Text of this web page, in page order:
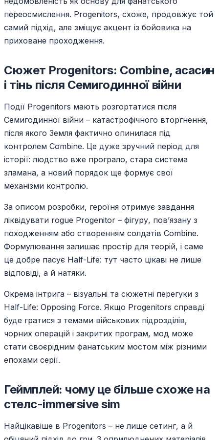
переосмислення. Progenitors, схоже, продовжує той
самий підхід, але зміщує акцент із бойовика на
приховане проходження.
Сюжет Progenitors: Combine, асасин
і тінь після Семигодинної війни
Події Progenitors мають розгортатися після
Семигодинної війни – катастрофічного вторгнення,
після якого Земля фактично опинилася під
контролем Combine. Це дуже зручний період для
історії: людство вже програло, стара система
зламана, а новий порядок ще формує свої
механізми контролю.
За описом розробки, героїня отримує завдання
ліквідувати rogue Progenitor – фігуру, пов’язану з
походженням або створенням солдатів Combine.
Формулювання залишає простір для теорій, і саме
це добре пасує Half-Life: тут часто цікаві не лише
відповіді, а й натяки.
Окрема інтрига – візуальні та сюжетні перегуки з
Half-Life: Opposing Force. Якщо Progenitors справді
буде гратися з темами військових підрозділів,
чорних операцій і закритих програм, мод може
стати своєрідним фанатським мостом між різними
епохами серії.
Геймплей: чому це більше схоже на
стелс-immersive sim
Найцікавіше в Progenitors – не лише сетинг, а й